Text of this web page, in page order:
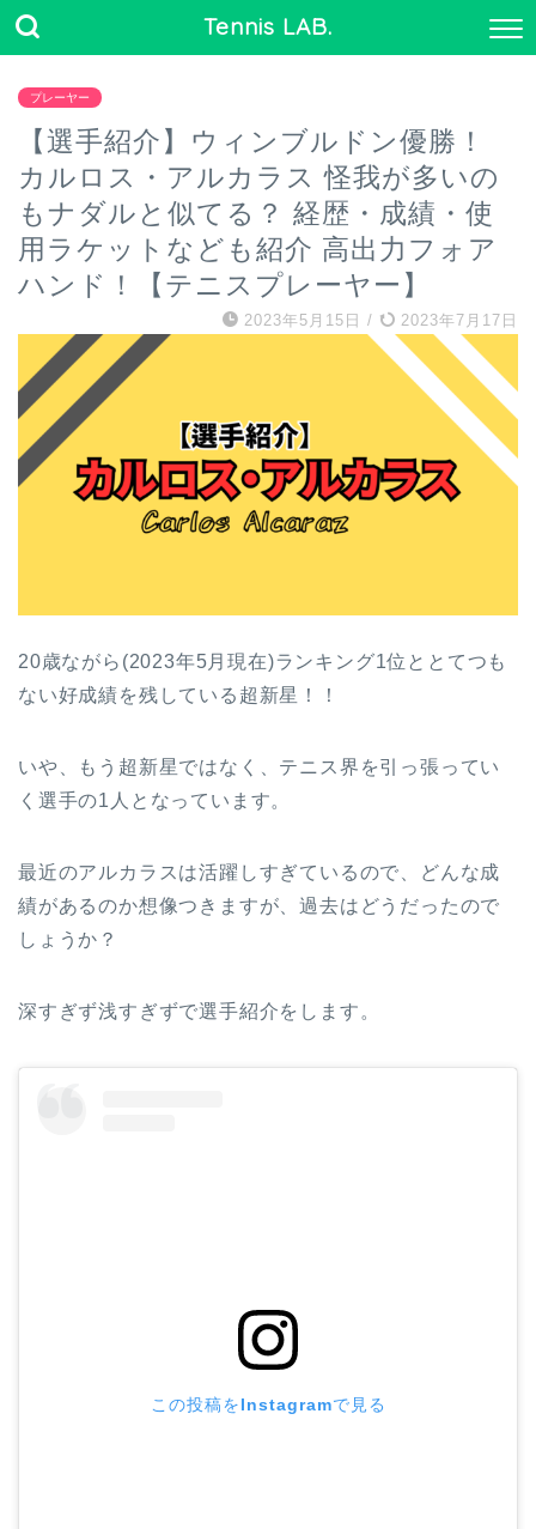
Tennis LAB.
プレーヤー
【選手紹介】ウィンブルドン優勝！
カルロス・アルカラス 怪我が多いの
もナダルと似てる？ 経歴・成績・使
用ラケットなども紹介 高出力フォア
ハンド！【テニスプレーヤー】
2023年5月15日 / 2023年7月17日
20歳ながら(2023年5月現在)ランキング1位ととてつも
ない好成績を残している超新星！！
いや、もう超新星ではなく、テニス界を引っ張ってい
く選手の1人となっています。
最近のアルカラスは活躍しすぎているので、どんな成
績があるのか想像つきますが、過去はどうだったので
しょうか？
深すぎず浅すぎずで選手紹介をします。
この投稿をInstagramで見る